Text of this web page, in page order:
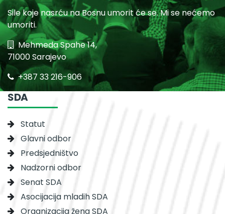
Sile koje nasrću na Bosnu umorit će se. Mi se nećemo
umoriti.
Mehmeda Spahe 14,
71000 Sarajevo
+387 33 216-906
SDA
Statut
Glavni odbor
Predsjedništvo
Nadzorni odbor
Senat SDA
Asocijacija mladih SDA
Organizacija žena SDA